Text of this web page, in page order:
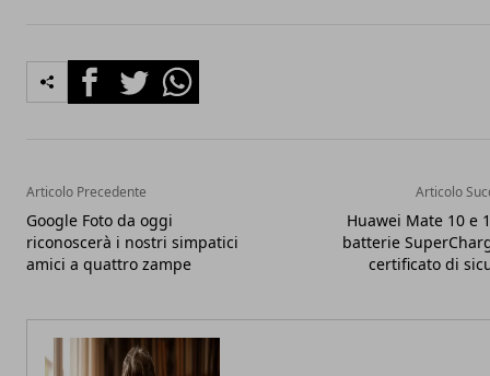
FacebookTwitterWhatsapp
Articolo Precedente
Google Foto da oggi
riconoscerà i nostri simpatici
amici a quattro zampe
Articolo
Huawei Mate 10 e
batterie
certificato di